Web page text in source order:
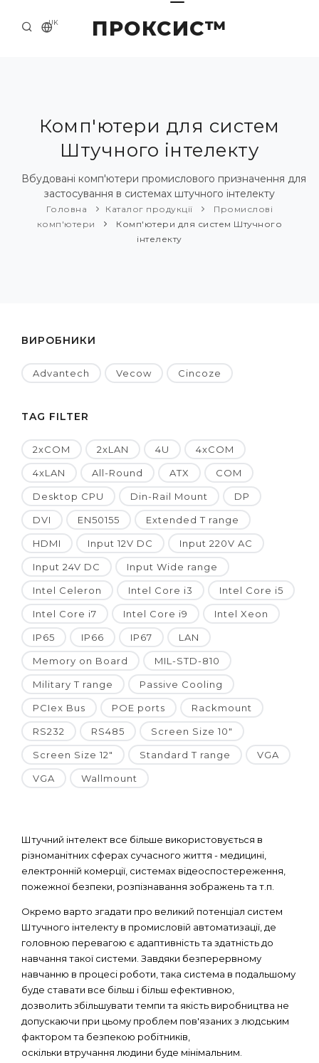
ПРОКСИС™
UK
ПРО НАС
ПРИКЛАДИ ТА РІШЕННЯ
КАТАЛОГ ПРОДУКЦІЇ
НОВИНИ
Комп'ютери для систем
Штучного інтелекту
Вбудовані комп'ютери промислового призначення для
застосування в системах штучного інтелекту
Головна Каталог продукції
Промислові
комп'ютери
Комп'ютери для систем Штучного
інтелекту
ВИРОБНИКИ
Advantech Vecow Cincoze
TAG FILTER
2xCOM 2xLAN 4U 4xCOM
4xLAN All-Round ATX COM
Desktop CPU Din-Rail Mount DP
DVI EN50155 Extended T range
HDMI Input 12V DC Input 220V AC
Input 24V DC Input Wide range
Intel Celeron Intel Core i3 Intel Core i5
Intel Core i7 Intel Core i9 Intel Xeon
IP65 IP66 IP67 LAN
Memory on Board MIL-STD-810
Military T range Passive Cooling
PCIex Bus POE ports Rackmount
RS232 RS485 Screen Size 10"
Screen Size 12" Standard T range VGA
VGA Wallmount
Штучний інтелект все більше використовується в
різноманітних сферах сучасного життя - медицині,
електронній комерції, системах відеоспостереження,
пожежної безпеки, розпізнавання зображень та т.п.
Окремо варто згадати про великий потенціал систем
Штучного інтелекту в промисловій автоматизації, де
головною перевагою є адаптивність та здатність до
навчання такої системи. Завдяки безперервному
навчанню в процесі роботи, така система в подальшому
буде ставати все більш і більш ефективною,
дозволить збільшувати темпи та якість виробництва не
допускаючи при цьому проблем пов'язаних з людським
фактором та безпекою робітників,
оскільки втручання людини буде мінімальним.